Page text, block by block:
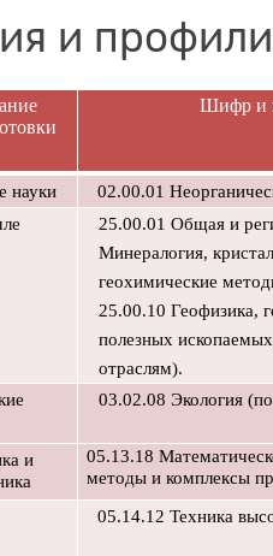
и
Шифр и
науки 02.00.01
25.00.01 Общая и
Минералогия,
геохимические
25.00.10 Геофизика,
полезных
отраслям).
03.02.08 Экология
и
05.13.18
методы и комплексы
05.14.12 Техника